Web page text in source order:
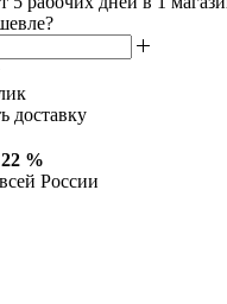
доставку
%
России